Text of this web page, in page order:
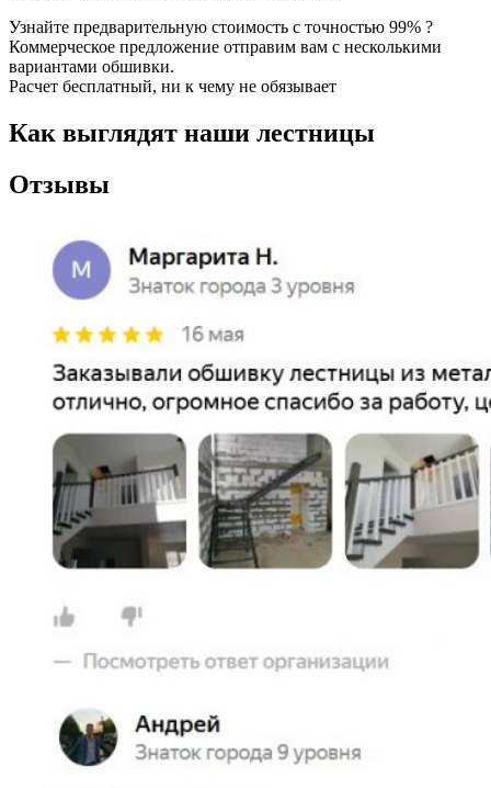
Узнайте предварительную стоимость с точностью 99% ?
Коммерческое предложение отправим вам с несколькими
вариантами обшивки.
Расчет бесплатный, ни к чему не обязывает
Как выглядят наши лестницы
Отзывы